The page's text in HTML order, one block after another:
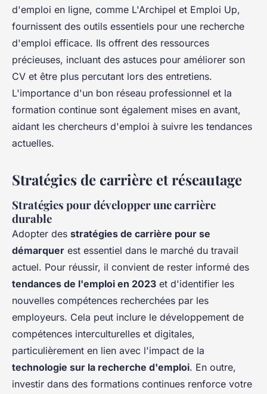
d'emploi en ligne, comme L'Archipel et Emploi Up,
fournissent des outils essentiels pour une recherche
d'emploi efficace. Ils offrent des ressources
précieuses, incluant des astuces pour améliorer son
CV et être plus percutant lors des entretiens.
L'importance d'un bon réseau professionnel et la
formation continue sont également mises en avant,
aidant les chercheurs d'emploi à suivre les tendances
actuelles.
Stratégies de carrière et réseautage
Stratégies pour développer une carrière
durable
Adopter des stratégies de carrière pour se
démarquer est essentiel dans le marché du travail
actuel. Pour réussir, il convient de rester informé des
tendances de l'emploi en 2023 et d'identifier les
nouvelles compétences recherchées par les
employeurs. Cela peut inclure le développement de
compétences interculturelles et digitales,
particulièrement en lien avec l'impact de la
technologie sur la recherche d'emploi. En outre,
investir dans des formations continues renforce votre